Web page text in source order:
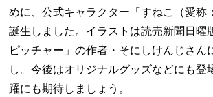
めに、公式キャラクター「すねこ（愛称
誕生しました。イラストは読売新聞日曜
ピッチャー」の作者・そにしけんじさん
し。今後はオリジナルグッズなどにも登
躍にも期待しましょう。